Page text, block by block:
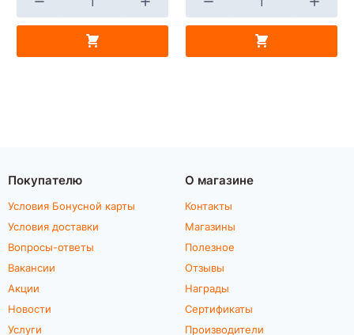
Покупателю
Условия Бонусной карты
Условия доставки
Вопросы-ответы
Вакансии
Акции
Новости
Услуги
О магазине
Контакты
Магазины
Полезное
Отзывы
Награды
Сертификаты
Производители